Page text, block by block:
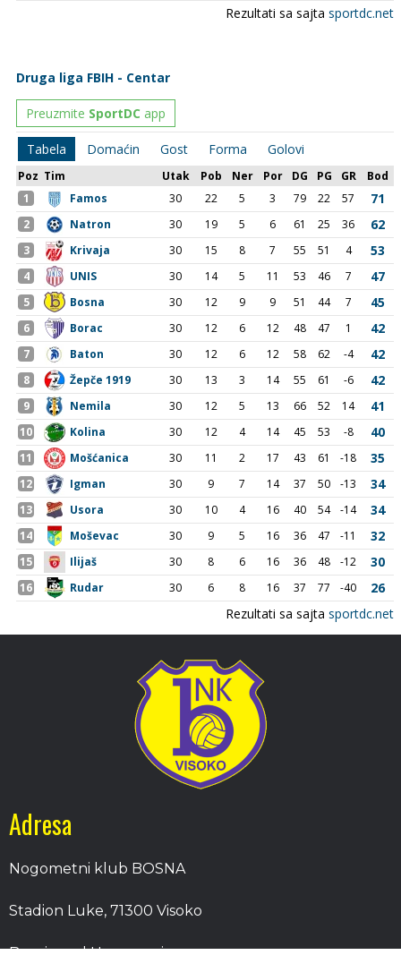
Adresa
Nogometni klub BOSNA
Stadion Luke, 71300 Visoko